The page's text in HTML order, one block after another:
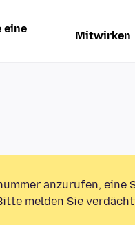
eine
Mitwirken
anzurufen, eine
melden Sie